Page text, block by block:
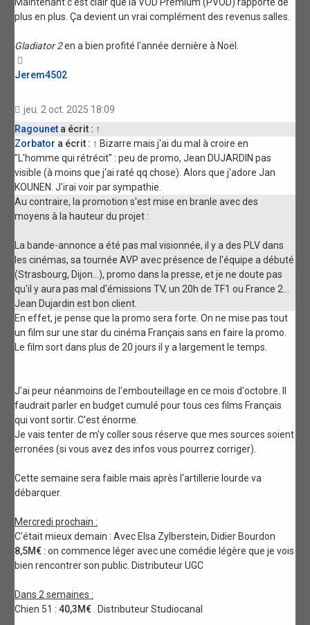
plus en plus. Ça devient un vrai complément des revenus salles.
Gladiator 2en a bien profité l'année dernière à Noël.
Jerem4502
jeu. 2 oct. 2025 18:09
Ragounet a écrit : ↑
Zorbator a écrit : ↑ Bizarre mais j'ai du mal à croire en
"L'homme qui rétrécit" : peu de promo, Jean DUJARDIN pas
visible (à moins que j'ai raté qq chose). Alors que j'adore Jan
KOUNEN. J'irai voir par sympathie.
Au contraire, la promotion s'est mise en branle avec des
moyens à la hauteur du projet :
La bande-annonce a été pas mal visionnée, il y a des PLV dans
les cinémas, sa tournée AVP avec présence de l'équipe a débuté
(Strasbourg, Dijon...), promo dans la presse, et je ne doute pas
qu'il y aura pas mal d'émissions TV, un 20h de TF1 ou France 2...
Jean Dujardin est bon client.
En effet, je pense que la promo sera forte. On ne mise pas tout
un film sur une star du cinéma Français sans en faire la promo.
Le film sort dans plus de 20 jours il y a largement le temps.
J'ai peur néanmoins de l'embouteillage en ce mois d'octobre. Il
faudrait parler en budget cumulé pour tous ces films Français
qui vont sortir. C'est énorme.
Je vais tenter de m'y coller sous réserve que mes sources soient
erronées (si vous avez des infos vous pourrez corriger).
Cette semaine sera faible mais après l'artillerie lourde va
débarquer.
Mercredi prochain :
C'était mieux demain : Avec Elsa Zylberstein, Didier Bourdon
8,5M€ : on commence léger avec une comédie légère que je vois
bien rencontrer son public. Distributeur UGC
Dans 2 semaines :
Chien 51 :40,3M€ . Distributeur Studiocanal